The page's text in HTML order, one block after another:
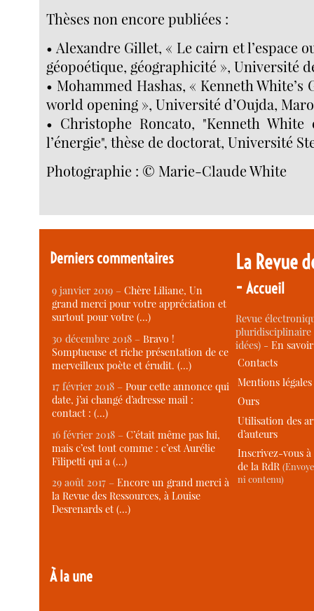
Thèses non encore publiées :
• Alexandre Gillet, « Le cairn et l’espace
géopoétique, géographicité », Université
• Mohammed Hashas, « Kenneth White’s
world opening », Université d’Oujda,
• Christophe Roncato, "Kenneth
l’énergie", thèse de doctorat, Université
Photographie : © Marie-Claude White
Derniers commentaires
9 janvier 2019 –Chère Liliane, Un
grand merci pour votre appréciation et
surtout pour votre (…)
30 décembre 2018 –Bravo !
Somptueuse et riche présentation de ce
merveilleux poète et érudit. (…)
17 février 2018 –Pour cette annonce qui
date, j’ai changé d’adresse mail :
contact : (…)
16 février 2018 –C’était même pas lui,
mais c’est tout comme : c’est Aurélie
Filipetti qui a (…)
29 août 2017 –Encore un grand merci à
la Revue des Ressources, à Louise
Desrenards et (…)
À la une
La Revue
-Accueil
Revue
idées) -En
Contacts
Mentions légales
Ours
Utilisation des
d’auteurs
Inscrivez-vous
de la RdR
ni contenu)